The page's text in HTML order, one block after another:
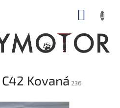
Kovaná 236